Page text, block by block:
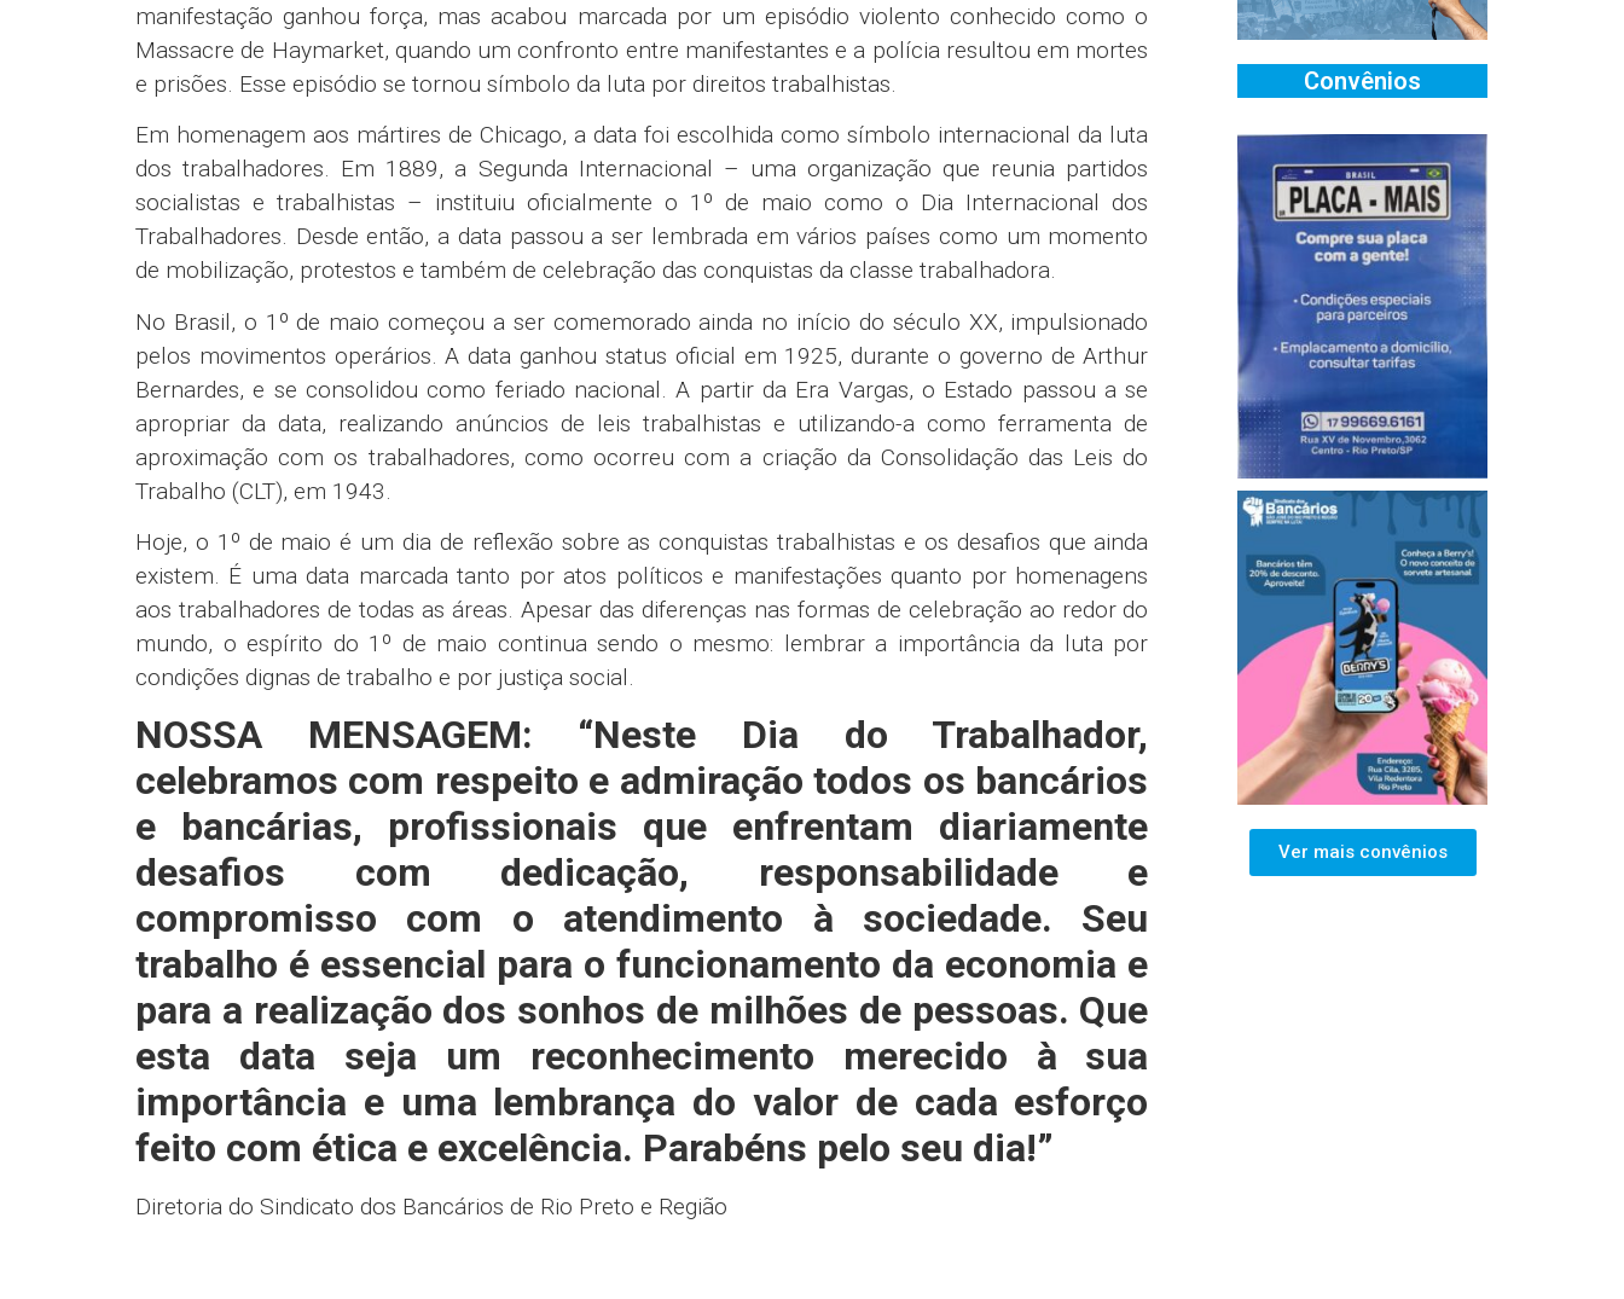
manifestação ganhou força, mas acabou marcada por um episódio violento conhecido como o
Massacre de Haymarket, quando um confronto entre manifestantes e a polícia resultou em mortes
e prisões. Esse episódio se tornou símbolo da luta por direitos trabalhistas.
Em homenagem aos mártires de Chicago, a data foi escolhida como símbolo internacional da luta
dos trabalhadores. Em 1889, a Segunda Internacional – uma organização que reunia partidos
socialistas e trabalhistas – instituiu oficialmente o 1º de maio como o Dia Internacional dos
Trabalhadores. Desde então, a data passou a ser lembrada em vários países como um momento
de mobilização, protestos e também de celebração das conquistas da classe trabalhadora.
No Brasil, o 1º de maio começou a ser comemorado ainda no início do século XX, impulsionado
pelos movimentos operários. A data ganhou status oficial em 1925, durante o governo de Arthur
Bernardes, e se consolidou como feriado nacional. A partir da Era Vargas, o Estado passou a se
apropriar da data, realizando anúncios de leis trabalhistas e utilizando-a como ferramenta de
aproximação com os trabalhadores, como ocorreu com a criação da Consolidação das Leis do
Trabalho (CLT), em 1943.
Hoje, o 1º de maio é um dia de reflexão sobre as conquistas trabalhistas e os desafios que ainda
existem. É uma data marcada tanto por atos políticos e manifestações quanto por homenagens
aos trabalhadores de todas as áreas. Apesar das diferenças nas formas de celebração ao redor do
mundo, o espírito do 1º de maio continua sendo o mesmo: lembrar a importância da luta por
condições dignas de trabalho e por justiça social.
NOSSA MENSAGEM: “Neste Dia do Trabalhador,
celebramos com respeito e admiração todos os bancários
e bancárias, profissionais que enfrentam diariamente
desafios com dedicação, responsabilidade e
compromisso com o atendimento à sociedade. Seu
trabalho é essencial para o funcionamento da economia e
para a realização dos sonhos de milhões de pessoas. Que
esta data seja um reconhecimento merecido à sua
importância e uma lembrança do valor de cada esforço
feito com ética e excelência. Parabéns pelo seu dia!”
Diretoria do Sindicato dos Bancários de Rio Preto e Região
Convênios
Ver mais convênios